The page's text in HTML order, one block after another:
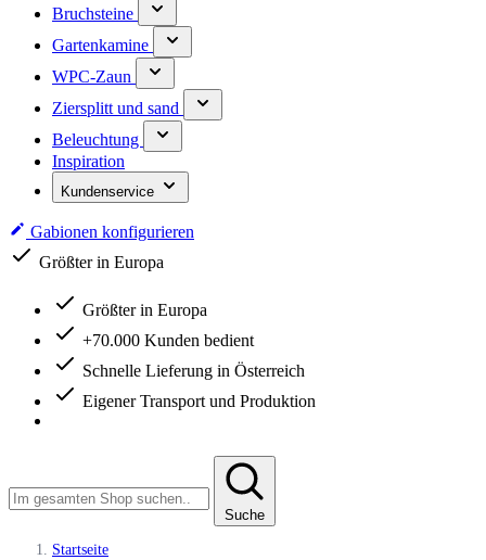
Bruchsteine
Gartenkamine
WPC-Zaun
Ziersplitt und sand
Beleuchtung
Inspiration
Kundenservice
Gabionen konfigurieren
Größter in Europa
Größter in Europa
+70.000 Kunden bedient
Schnelle Lieferung in Österreich
Eigener Transport und Produktion
Suche
Startseite